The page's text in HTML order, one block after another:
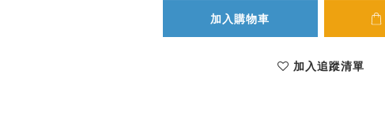
加入購物車
加入追蹤清單